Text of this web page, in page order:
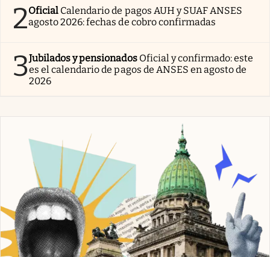
2Oficial Calendario de pagos AUH y SUAF ANSES
agosto 2026: fechas de cobro confirmadas
3Jubilados y pensionados Oficial y confirmado: este
es el calendario de pagos de ANSES en agosto de
2026